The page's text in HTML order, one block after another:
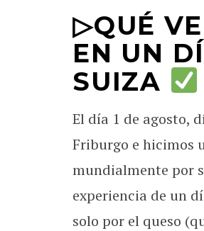
▷QUÉ
EN UN
SUIZA
El día 1 de agosto,
Friburgo e hicimos
mundialmente por
experiencia de un
solo por el queso